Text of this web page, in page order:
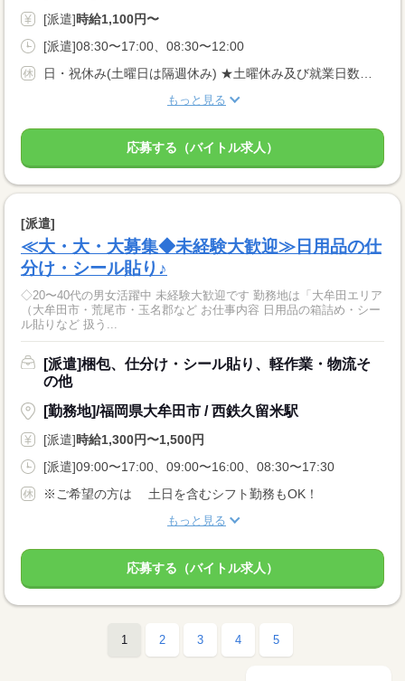
[派遣]時給1,100円〜
[派遣]08:30〜17:00、08:30〜12:00
日・祝休み(土曜日は隔週休み) ★土曜休み及び就業日数の相談可
もっと見る
応募する（バイトル求人）
[派遣]
≪大・大・大募集◆未経験大歓迎≫日用品の仕
分け・シール貼り♪
◇20〜40代の男女活躍中 未経験大歓迎です 勤務地は「大牟田エリア
（大牟田市・荒尾市・玉名郡など お仕事内容 日用品の箱詰め・シー
ル貼りなど 扱う...
[派遣]梱包、仕分け・シール貼り、軽作業・物流そ
の他
[勤務地]/福岡県大牟田市 / 西鉄久留米駅
[派遣]時給1,300円〜1,500円
[派遣]09:00〜17:00、09:00〜16:00、08:30〜17:30
※ご希望の方は 土日を含むシフト勤務もOK！
もっと見る
応募する（バイトル求人）
1 2 3 4 5